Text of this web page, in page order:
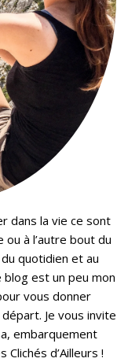
dans la vie ce sont
à l’autre bout du
quotidien et au
est un peu mon
vous donner
Je vous invite
embarquement
d’Ailleurs !